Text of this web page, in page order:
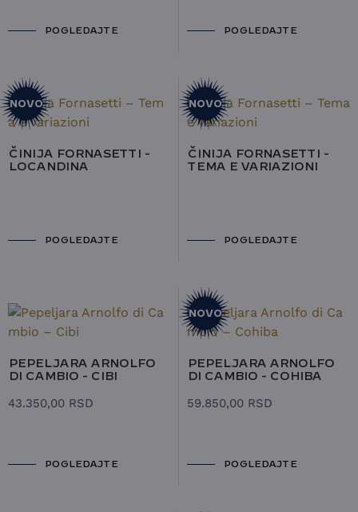
POGLEDAJTE POGLEDAJTE
NOVO
ČINIJA FORNASETTI -
LOCANDINA
POGLEDAJTE
NOVO
ČINIJA FORNASETTI -
TEMA E VARIAZIONI
POGLEDAJTE
PEPELJARA ARNOLFO
DI CAMBIO - CIBI
43.350,00 RSD
POGLEDAJTE
NOVO
PEPELJARA ARNOLFO
DI CAMBIO - COHIBA
59.850,00 RSD
POGLEDAJTE